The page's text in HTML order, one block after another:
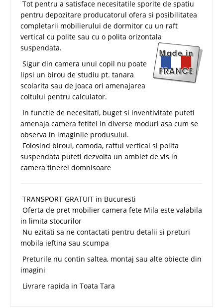
Tot pentru a satisface necesitatile sporite de spatiu
pentru depozitare producatorul ofera si posibilitatea
completarii mobilierului de dormitor cu un raft
vertical cu polite sau cu o polita orizontala
suspendata.
Sigur din camera unui copil nu poate
lipsi un birou de studiu pt. tanara
scolarita sau de joaca ori amenajarea
coltului pentru calculator.
In functie de necesitati, buget si inventivitate puteti
amenaja camera fetitei in diverse moduri asa cum se
observa in imaginile produsului.
Folosind biroul, comoda, raftul vertical si polita
suspendata puteti dezvolta un ambiet de vis in
camera tinerei domnisoare
TRANSPORT GRATUIT in Bucuresti
Oferta de pret mobilier camera fete Mila este valabila
in limita stocurilor
Nu ezitati sa ne contactati pentru detalii si preturi
mobila ieftina sau scumpa
Preturile nu contin saltea, montaj sau alte obiecte din
imagini
Livrare rapida in Toata Tara